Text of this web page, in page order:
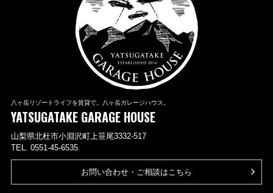
八ヶ岳リゾートライフを賃貸で。八ヶ岳ガレージハウス。
YATSUGATAKE GARAGE HOUSE
山梨県北杜市小淵沢町上笹尾3332-517
TEL. 0551-45-6535
お問い合わせ・ご相談はこちら